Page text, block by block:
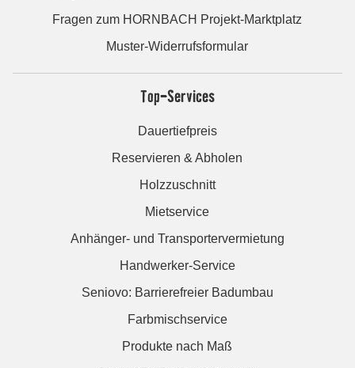
Fragen zum HORNBACH Projekt-Marktplatz
Muster-Widerrufsformular
Top-Services
Dauertiefpreis
Reservieren & Abholen
Holzzuschnitt
Mietservice
Anhänger- und Transportervermietung
Handwerker-Service
Seniovo: Barrierefreier Badumbau
Farbmischservice
Produkte nach Maß